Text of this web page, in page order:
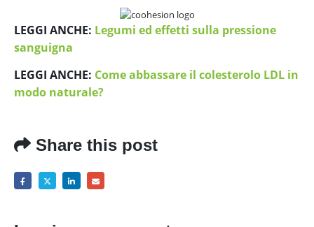
LEGGI ANCHE: Legumi ed effetti sulla pressione
sanguigna
LEGGI ANCHE: Come abbassare il colesterolo LDL in
modo naturale?
Share this post